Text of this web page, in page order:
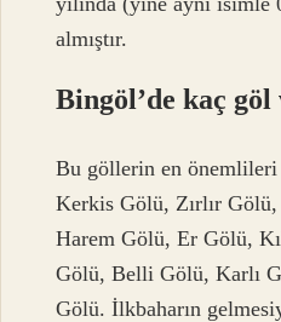
almıştır.
Bingöl’de kaç göl
Bu göllerin en önemlileri
Kerkis Gölü, Zırlır
Harem Gölü, Er Gölü,
Gölü, Belli Gölü, Karlı
Gölü. İlkbaharın